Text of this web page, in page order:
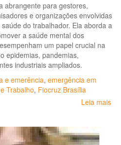
abrangente para gestores,
e organizações envolvidas
do trabalhador. Ela aborda a
a saúde mental dos
um papel crucial na
epidemias, pandemias,
industriais ampliados.
e emerência, emergência em
Trabalho, Fiocruz Brasília
Leia mais